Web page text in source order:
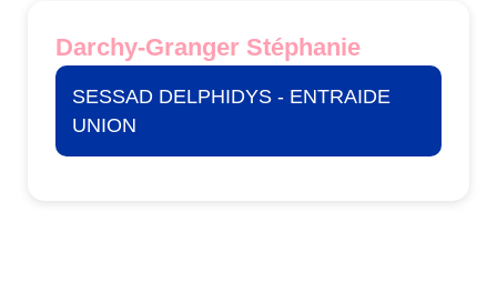
Darchy-Granger Stéphanie
SESSAD DELPHIDYS - ENTRAIDE
UNION